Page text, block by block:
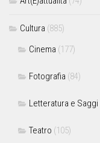
Cultura (885)
Cinema (177)
Fotografia (84)
Letteratura e Saggi
Teatro (105)